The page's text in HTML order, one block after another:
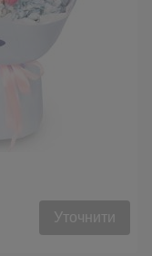
Уточнити